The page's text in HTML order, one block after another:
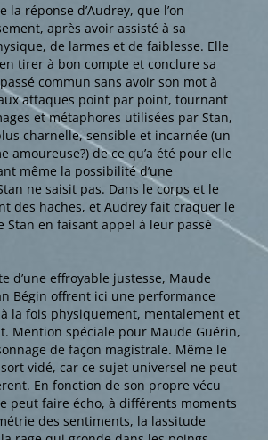
la réponse d’Audrey, que l’on
après avoir assisté à sa
de larmes et de faiblesse. Elle
tirer à bon compte et conclure sa
commun sans avoir son mot à
attaques point par point, tournant
et métaphores utilisées par Stan,
charnelle, sensible et incarnée (un
amoureuse?) de ce qu’a été pour elle
même la possibilité d’une
ne saisit pas. Dans le corps et le
des haches, et Audrey fait craquer le
Stan en faisant appel à leur passé
d’une effroyable justesse, Maude
Bégin offrent ici une performance
la fois physiquement, mentalement et
Mention spéciale pour Maude Guérin,
de façon magistrale. Même le
vidé, car ce sujet universel ne peut
En fonction de son propre vécu
peut faire écho, à différents moments
des sentiments, la lassitude